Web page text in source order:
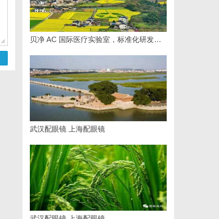
贝净 AC 国际医疗实验室，标准化研发体系全解析
武汉配眼镜 上海配眼镜